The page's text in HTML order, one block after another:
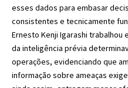
esses dados para embasar
consistentes e tecnicamente
Ernesto Kenji Igarashi trabalhou
da inteligência prévia
operações, evidenciando que
informação sobre ameaças